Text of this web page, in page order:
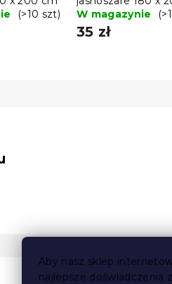
Aby nasz sklep
najlepsze doświadczenia
(>10 szt)
cm
W magazynie
35 zł